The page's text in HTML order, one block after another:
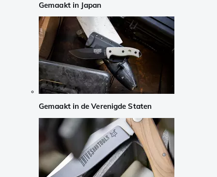
Gemaakt in Japan
Gemaakt in de Verenigde Staten